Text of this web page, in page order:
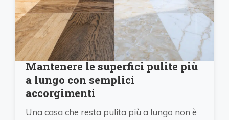
Mantenere le superfici pulite più
a lungo con semplici
accorgimenti
Una casa che resta pulita più a lungo non è